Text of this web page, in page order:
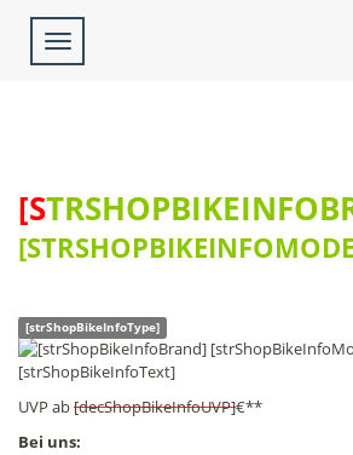
Toggle
navigation
[strShopBikeInfoType]
[strShopBikeInfoText]
UVP ab[decShopBikeInfoUVP]€**
Bei uns: